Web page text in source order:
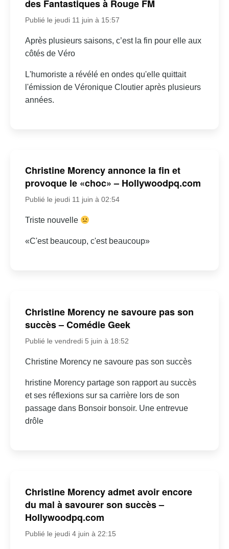
des Fantastiques à Rouge FM
Publié le jeudi 11 juin à 15:57
Après plusieurs saisons, c’est la fin pour elle aux
côtés de Véro
L'humoriste a révélé en ondes qu'elle quittait
l'émission de Véronique Cloutier après plusieurs
années.
Christine Morency annonce la fin et
provoque le «choc» – Hollywoodpq.com
Publié le jeudi 11 juin à 02:54
Triste nouvelle
«C'est beaucoup, c'est beaucoup»
Christine Morency ne savoure pas son
succès – Comédie Geek
Publié le vendredi 5 juin à 18:52
Christine Morency ne savoure pas son succès
hristine Morency partage son rapport au succès
et ses réflexions sur sa carrière lors de son
passage dans Bonsoir bonsoir. Une entrevue
drôle
Christine Morency admet avoir encore
du mal à savourer son succès –
Hollywoodpq.com
Publié le jeudi 4 juin à 22:15